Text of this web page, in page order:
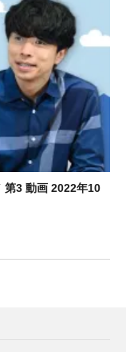
第3 動画 2022年10